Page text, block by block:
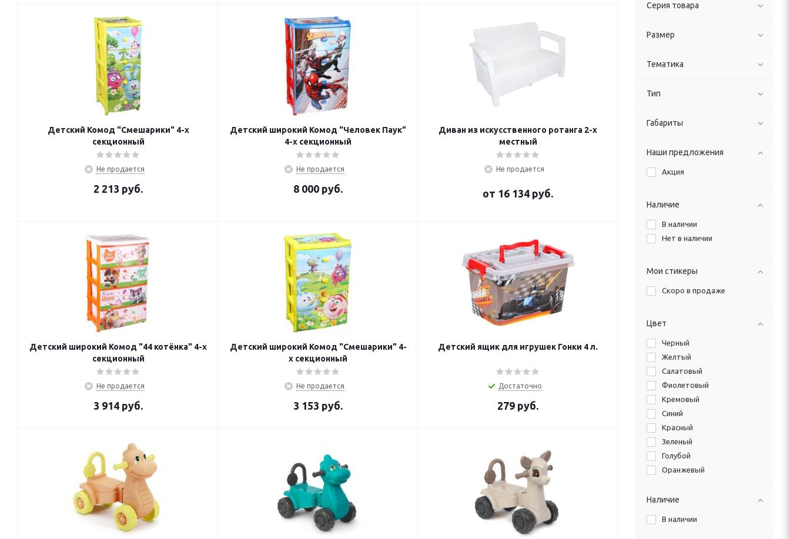
Детский Комод "Смешарики" 4-х
секционный
Не продается
2 213 руб.
Детский широкий Комод "Человек Паук"
4-х секционный
Не продается
8 000 руб.
Диван из искусственного ротанга 2-х
местный
Не продается
от 16 134 руб.
Детский широкий Комод "44 котёнка" 4-х
секционный
Не продается
3 914 руб.
Детский широкий Комод "Смешарики" 4-
х секционный
Не продается
3 153 руб.
Детский ящик для игрушек Гонки 4 л.
Достаточно
279 руб.
Серия товара
Размер
Тематика
Тип
Габариты
Наши предложения
Акция
Наличие
В наличии
Нет в наличии
Мои стикеры
Скоро в продаже
Цвет
Черный
Желтый
Салатовый
Фиолетовый
Кремовый
Синий
Красный
Зеленый
Голубой
Оранжевый
Коричневый
Наличие
В наличии